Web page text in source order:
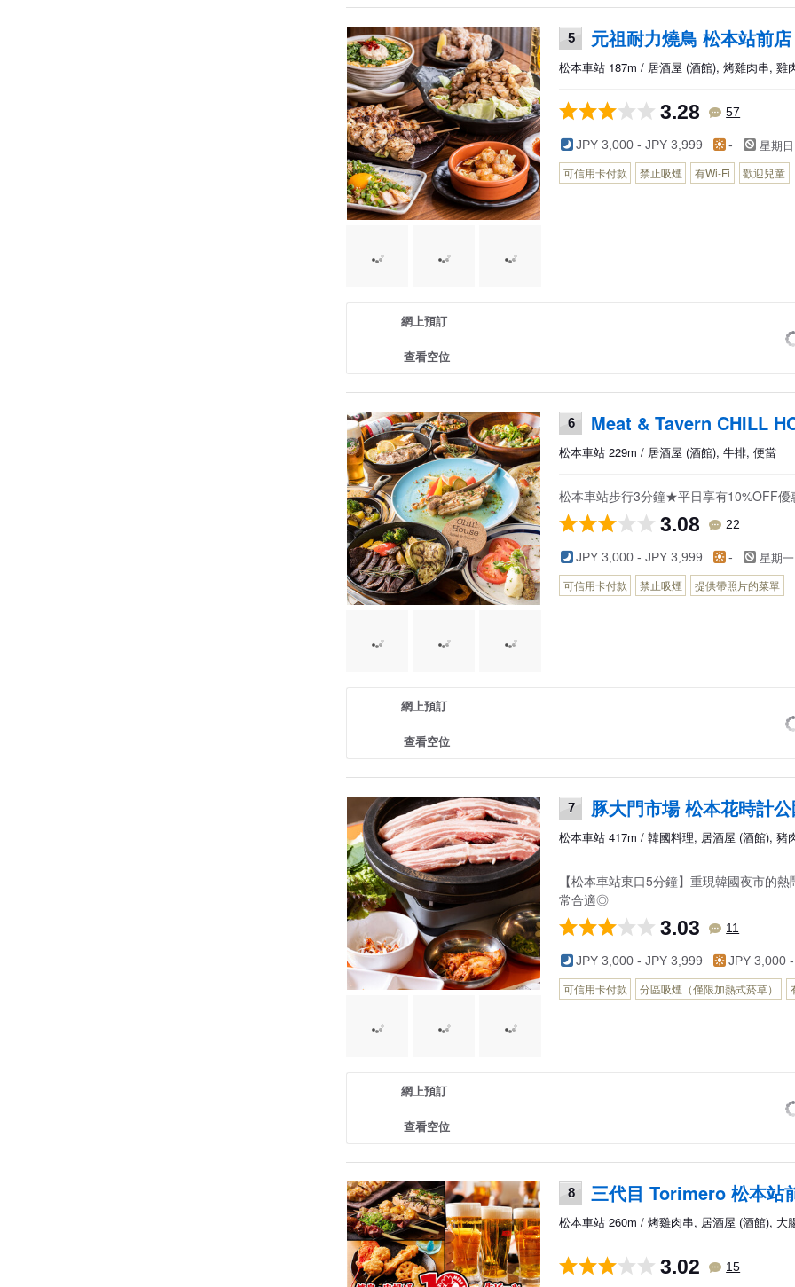
5 元祖耐力燒鳥 松本站前店
松本車站 187m / 居酒屋 (酒館), 烤雞肉串, 雞
3.28 57
JPY 3,000 - JPY 3,999 - 星期日
可信用卡付款 禁止吸煙 有Wi-Fi 歡迎兒童
網上預訂
查看空位
6 Meat & Tavern CHILL
松本車站 229m / 居酒屋 (酒館), 牛排, 便當
松本車站步行3分鐘★平日享有10%OFF
3.08 22
JPY 3,000 - JPY 3,999 - 星期
可信用卡付款 禁止吸煙 提供帶照片的菜單
網上預訂
查看空位
7 豚大門市場 松本花時計
松本車站 417m / 韓國料理, 居酒屋 (酒館), 豬
【松本車站東口5分鐘】重現韓國夜市的
常合適◎
3.03 11
JPY 3,000 - JPY 3,999 JPY 3,000
可信用卡付款 分區吸煙（僅限加熱式菸草）
網上預訂
查看空位
8 三代目 Torimero 松本站
松本車站 260m / 烤雞肉串, 居酒屋 (酒館), 大
3.02 15